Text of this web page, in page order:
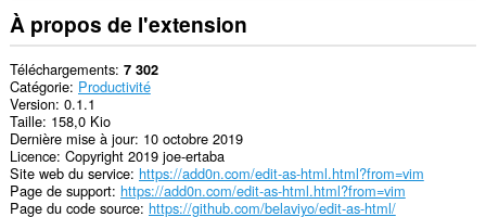
Opera.
This
extension
can
create
rich
notifications
and
display
them
to
À propos de l'extension
Téléchargements 7 302
Catégorie Productivité
Version 0.1.1
Taille 158,0 Kio
Dernière mise à jour 10 octobre 2019
Licence Copyright 2019 joe-ertaba
Site web du service https://add0n.com/edit-as-html.html?from=vim
Page de support https://add0n.com/edit-as-html.html?from=vim
Page du code source https://github.com/belaviyo/edit-as-html/